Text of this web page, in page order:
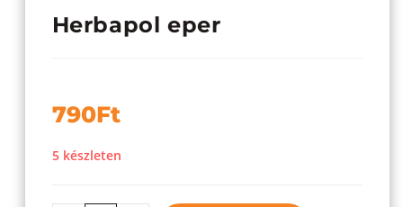
Herbapol eper
790Ft
5 készleten